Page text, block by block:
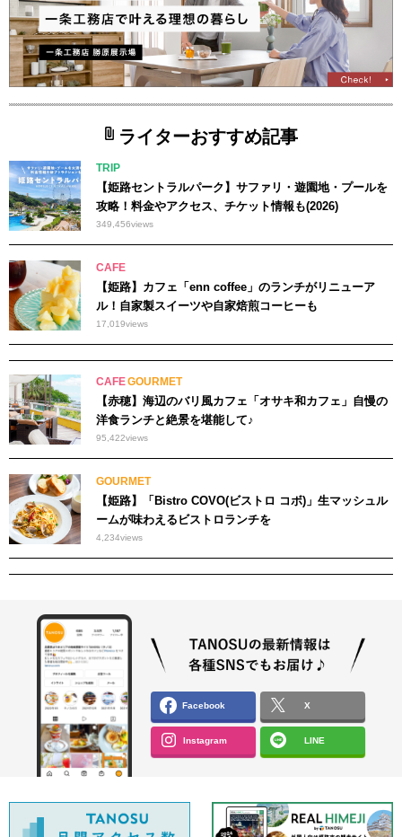
ライターおすすめ記事
TRIP
【姫路セントラルパーク】サファリ・遊園地・プールを
攻略！料金やアクセス、チケット情報も(2026)
349,456views
CAFE
【姫路】カフェ「enn coffee」のランチがリニューア
ル！自家製スイーツや自家焙煎コーヒーも
17,019views
CAFEGOURMET
【赤穂】海辺のバリ風カフェ「オサキ和カフェ」自慢の
洋食ランチと絶景を堪能して♪
95,422views
GOURMET
【姫路】「Bistro COVO(ビストロ コボ)」生マッシュル
ームが味わえるビストロランチを
4,234views
Facebook X
Instagram LINE